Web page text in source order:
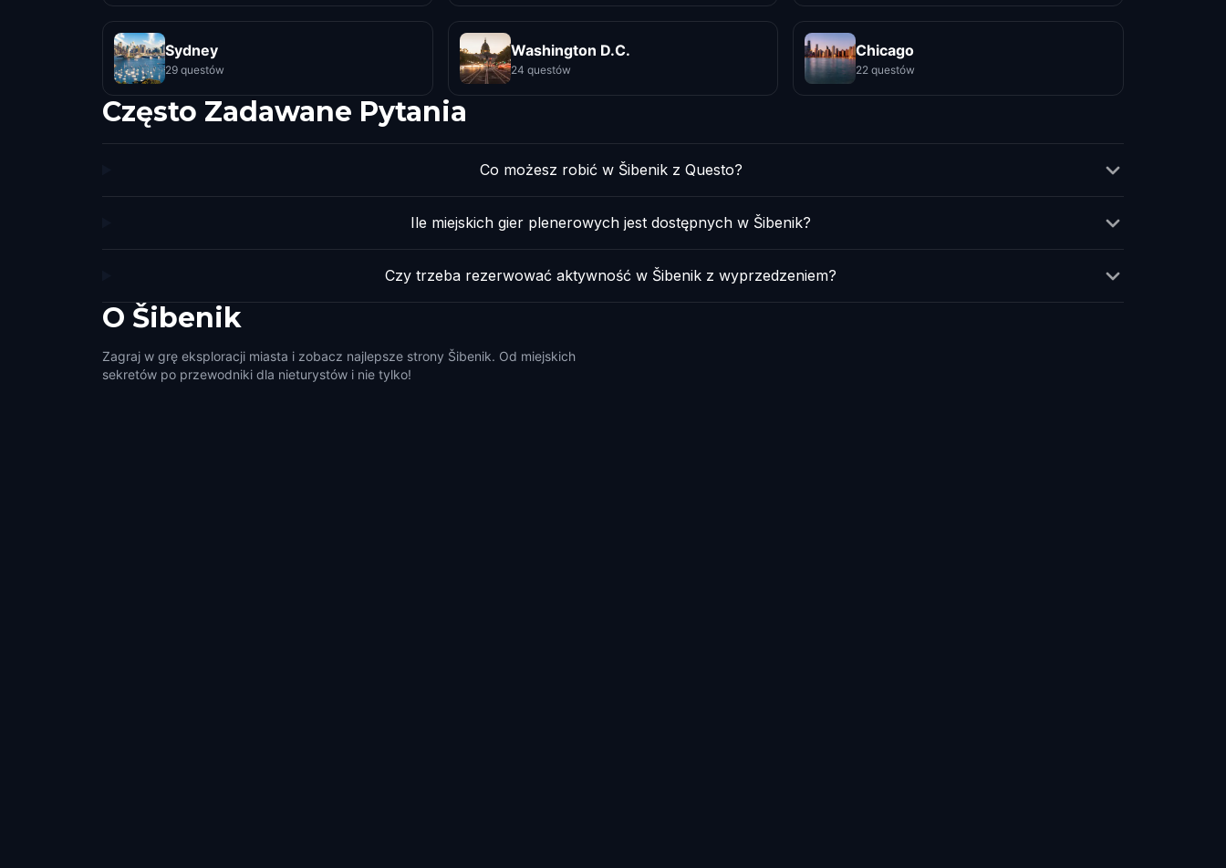
Sydney
29 questów
Washington D.C.
24 questów
Chicago
22 questów
Często Zadawane Pytania
Co możesz robić w Šibenik z Questo?
Ile miejskich gier plenerowych jest dostępnych w Šibenik?
Czy trzeba rezerwować aktywność w Šibenik z wyprzedzeniem?
O Šibenik
Zagraj w grę eksploracji miasta i zobacz najlepsze strony Šibenik. Od miejskich
sekretów po przewodniki dla nieturystów i nie tylko!